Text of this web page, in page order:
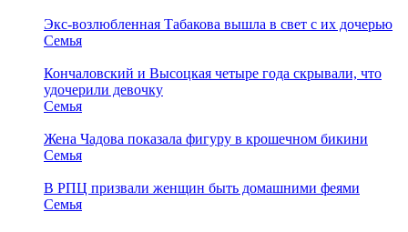
Экс-возлюбленная Табакова вышла в свет с их дочерью
Семья
Кончаловский и Высоцкая четыре года скрывали, что
удочерили девочку
Семья
Жена Чадова показала фигуру в крошечном бикини
Семья
В РПЦ призвали женщин быть домашними феями
Семья